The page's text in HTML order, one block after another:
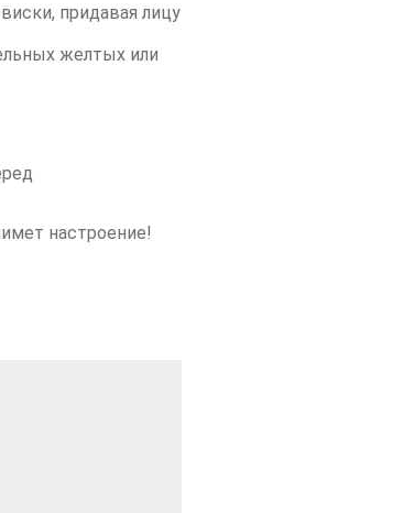
придавая лицу
желтых или
настроение!